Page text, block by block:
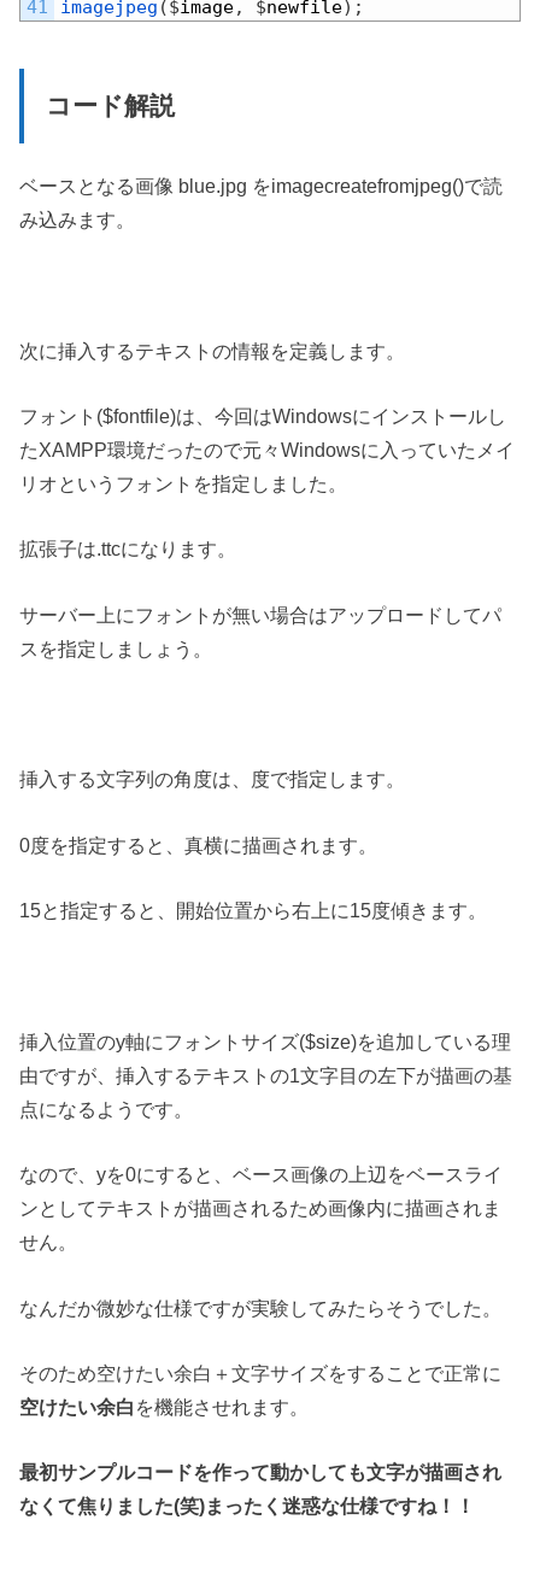
41 imagejpeg ($image, $newfile) ;
コード解説
ベースとなる画像 blue.jpg をimagecreatefromjpeg()で読
み込みます。
次に挿入するテキストの情報を定義します。
フォント($fontfile)は、今回はWindowsにインストールし
たXAMPP環境だったので元々Windowsに入っていたメイ
リオというフォントを指定しました。
拡張子は.ttcになります。
サーバー上にフォントが無い場合はアップロードしてパ
スを指定しましょう。
挿入する文字列の角度は、度で指定します。
0度を指定すると、真横に描画されます。
15と指定すると、開始位置から右上に15度傾きます。
挿入位置のy軸にフォントサイズ($size)を追加している理
由ですが、挿入するテキストの1文字目の左下が描画の基
点になるようです。
なので、yを0にすると、ベース画像の上辺をベースライ
ンとしてテキストが描画されるため画像内に描画されま
せん。
なんだか微妙な仕様ですが実験してみたらそうでした。
そのため空けたい余白＋文字サイズをすることで正常に
空けたい余白 を機能させれます。
最初サンプルコードを作って動かしても文字が描画され
なくて焦りました(笑)まったく迷惑な仕様ですね！！